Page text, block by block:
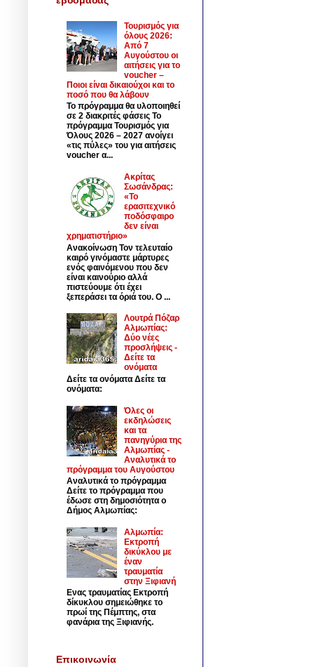
Τουρισμός για
όλους 2026:
Από 7
Αυγούστου οι
αιτήσεις για το
voucher –
Ποιοι είναι δικαιούχοι και το
ποσό που θα λάβουν
Το πρόγραμμα θα υλοποιηθεί
σε 2 διακριτές φάσεις Το
πρόγραμμα Τουρισμός για
Όλους 2026 – 2027 ανοίγει
«τις πύλες» του για αιτήσεις
voucher α...
Ακρίτας
Σωσάνδρας:
«Το
ερασιτεχνικό
ποδόσφαιρο
δεν είναι
χρηματιστήριο»
Ανακοίνωση Τον τελευταίο
καιρό γινόμαστε μάρτυρες
ενός φαινόμενου που δεν
είναι καινούριο αλλά
πιστεύουμε ότι έχει
ξεπεράσει τα όριά του. Ο ...
Λουτρά Πόζαρ
Αλμωπίας:
Δύο νέες
προσλήψεις -
Δείτε τα
ονόματα
Δείτε τα ονόματα Δείτε τα
ονόματα:
Όλες οι
εκδηλώσεις
και τα
πανηγύρια της
Αλμωπίας -
Αναλυτικά το
πρόγραμμα του Αυγούστου
Αναλυτικά το πρόγραμμα
Δείτε το πρόγραμμα που
έδωσε στη δημοσιότητα ο
Δήμος Αλμωπίας:
Αλμωπία:
Εκτροπή
δικύκλου με
έναν
τραυματία
στην Ξιφιανή
Ενας τραυματίας Εκτροπή
δίκυκλου σημειώθηκε το
πρωί της Πέμπτης, στα
φανάρια της Ξιφιανής.
Επικοινωνία